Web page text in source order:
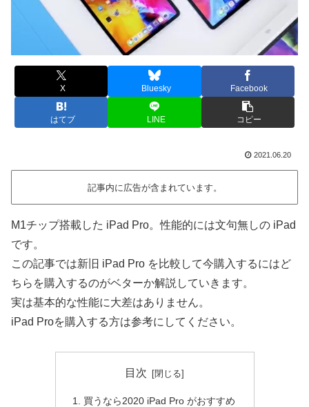
X Bluesky Facebook
はてブ LINE コピー
2021.06.20
記事内に広告が含まれています。
M1チップ搭載した iPad Pro。性能的には文句無しの iPad
です。
この記事では新旧 iPad Pro を比較して今購入するにはど
ちらを購入するのがベターか解説していきます。
実は基本的な性能に大差はありません。
iPad Proを購入する方は参考にしてください。
目次
買うなら2020 iPad Pro がおすすめ